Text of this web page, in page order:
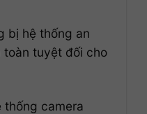
bị hệ thống an
toàn tuyệt đối cho
thống camera